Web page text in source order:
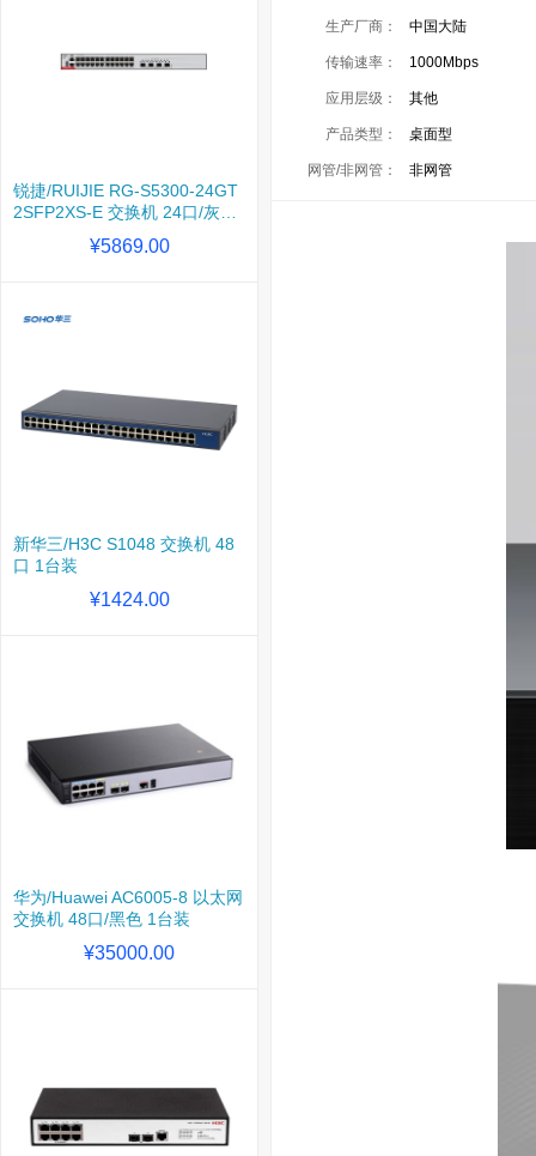
锐捷/RUIJIE RG-S5300-24GT
2SFP2XS-E 交换机 24口/灰色
¥5869.00
新华三/H3C S1048 交换机 48
口 1台装
¥1424.00
华为/Huawei AC6005-8 以太网
交换机 48口/黑色 1台装
¥35000.00
生产厂商： 中国大陆
传输速率： 1000Mbps
应用层级： 其他
产品类型： 桌面型
网管/非网管： 非网管